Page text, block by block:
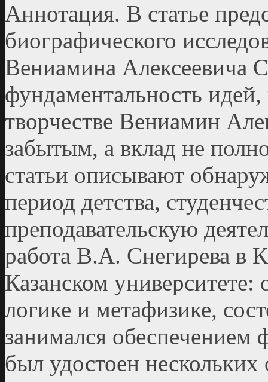
Аннотация. В статье
биографического
Вениамина Алексеевича
фундаментальность
творчестве Вениамин
забытым, а вклад не
статьи описывают
период детства,
преподавательскую
работа В.А. Снегирева в
Казанском
логике и метафизике,
занимался обеспечением
был удостоен